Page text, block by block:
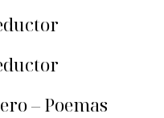
– Poemas